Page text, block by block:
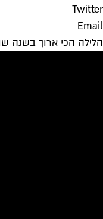
Twitter
Email
הלילה הכי ארוך בשנה